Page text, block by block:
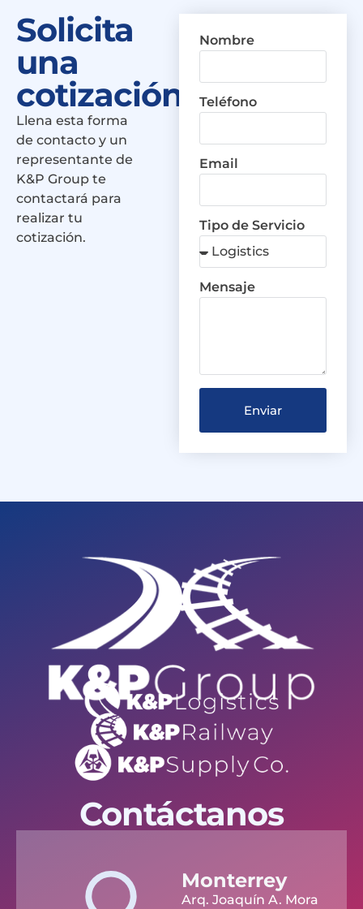
Solicita
una
cotización
Llena esta forma
de contacto y un
representante de
K&P Group te
contactará para
realizar tu
cotización.
Nombre
Teléfono
Email
Tipo de Servicio
Mensaje
Enviar
Contáctanos
Monterrey
Arq. Joaquín A. Mora